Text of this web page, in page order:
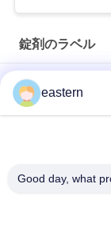
錠剤のラベル
シアリス タダラ
SS-31 強い粘着
光沢のある
eastern
Good day, what